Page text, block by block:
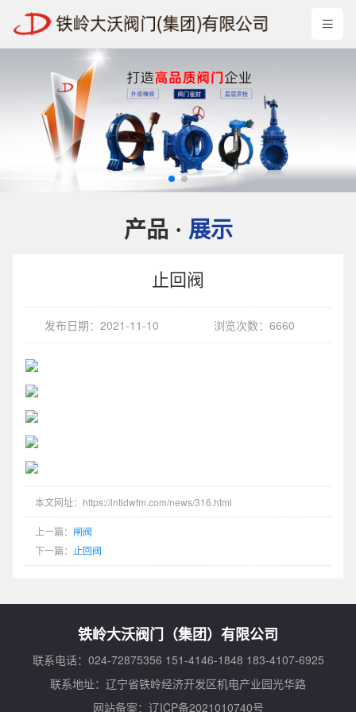
产品 · 展示
止回阀
发布日期：2021-11-10 浏览次数：6660
本文网址：https://lntldwfm.com/news/316.html
上一篇： 闸阀
下一篇： 止回阀
铁岭大沃阀门（集团）有限公司
联系电话：024-72875356 151-4146-1848 183-4107-6925
联系地址：辽宁省铁岭经济开发区机电产业园光华路
网站备案： 辽ICP备2021010740号